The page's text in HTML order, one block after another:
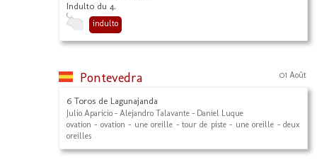
Indulto du 4.
indulto
Pontevedra 01 Août
6 Toros de Lagunajanda
Julio Aparicio - Alejandro Talavante - Daniel Luque
ovation - ovation - une oreille - tour de piste - une oreille - deux
oreilles